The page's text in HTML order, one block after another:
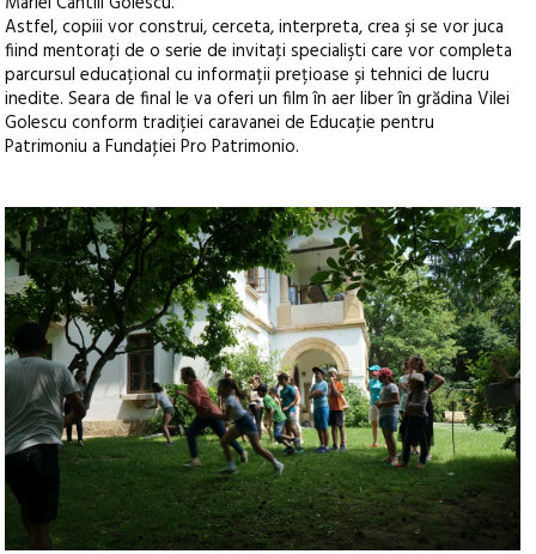
Astfel, copiii vor construi, cerceta, interpreta, crea şi se vor juca
fiind mentoraţi de o serie de invitaţi specialişti care vor completa
parcursul educațional cu informații prețioase și tehnici de lucru
inedite. Seara de final le va oferi un film în aer liber în grădina Vilei
Golescu conform tradiției caravanei de Educaţie pentru
Patrimoniu a Fundaţiei Pro Patrimonio.